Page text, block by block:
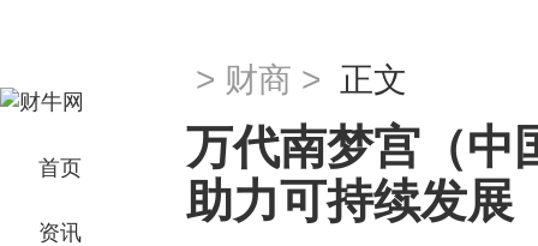
首页
资讯
> 财商 > 正文
万代南梦宫（中
助力可持续发展